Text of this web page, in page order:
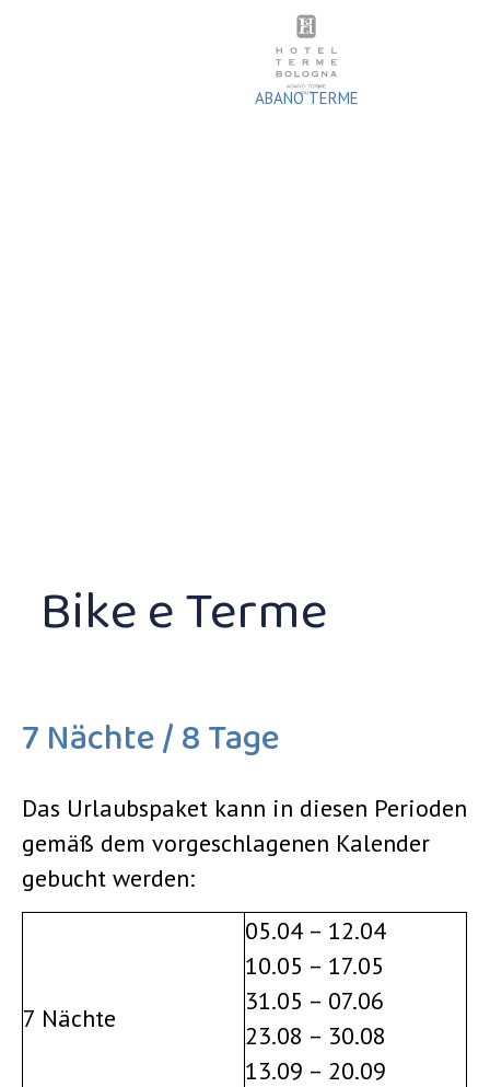
ABANO TERME
Bike e Terme
7 Nächte / 8 Tage
Das Urlaubspaket kann in diesen Perioden
gemäß dem vorgeschlagenen Kalender
gebucht werden:
7 Nächte
05.04 – 12.04
10.05 – 17.05
31.05 – 07.06
23.08 – 30.08
13.09 – 20.09